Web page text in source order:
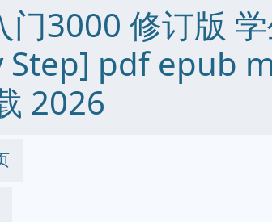
门3000 修订版
Step] pdf epub
2026